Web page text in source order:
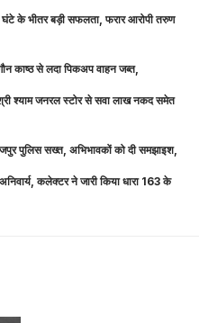
घंटे के भीतर बड़ी सफलता, फरार आरोपी तरुण
काष्ठ से लदा पिकअप वाहन जब्त,
श्याम जनरल स्टोर से सवा लाख नकद समेत
पुलिस सख्त, अभिभावकों को दी समझाइश,
कलेक्टर ने जारी किया धारा 163 के